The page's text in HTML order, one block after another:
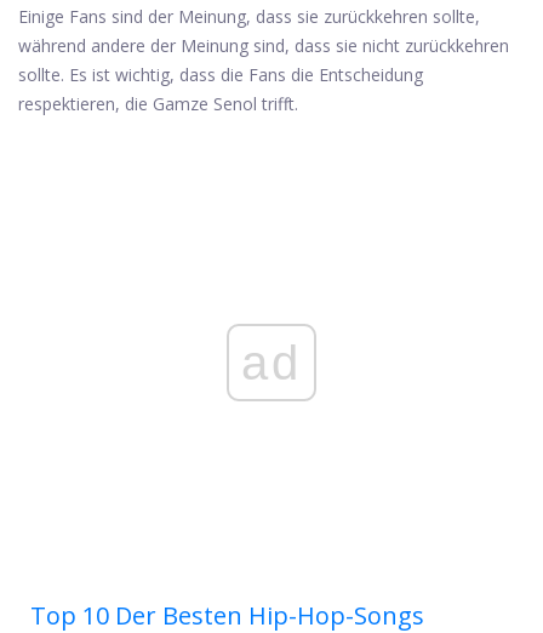
Einige Fans sind der Meinung, dass sie zurückkehren sollte,
während andere der Meinung sind, dass sie nicht zurückkehren
sollte. Es ist wichtig, dass die Fans die Entscheidung
respektieren, die Gamze Senol trifft.
ad
Top 10 Der Besten Hip-Hop-Songs